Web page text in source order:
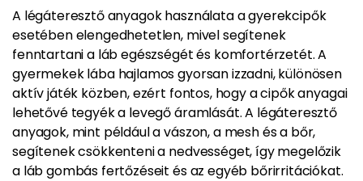
A légáteresztő anyagok használata a gyerekcipők
esetében elengedhetetlen, mivel segítenek
fenntartani a láb egészségét és komfortérzetét. A
gyermekek lába hajlamos gyorsan izzadni, különösen
aktív játék közben, ezért fontos, hogy a cipők anyagai
lehetővé tegyék a levegő áramlását. A légáteresztő
anyagok, mint például a vászon, a mesh és a bőr,
segítenek csökkenteni a nedvességet, így megelőzik
a láb gombás fertőzéseit és az egyéb bőrirritációkat.